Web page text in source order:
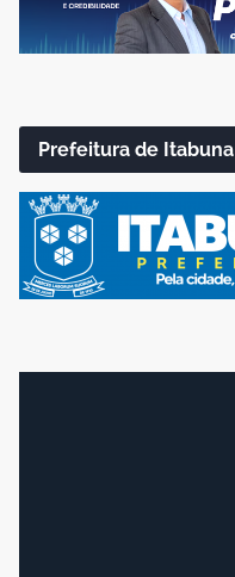
Prefeitura de Itabuna